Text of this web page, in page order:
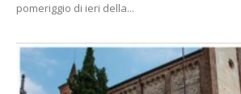
pomeriggio di ieri della...